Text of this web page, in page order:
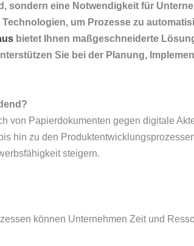
sondern eine Notwendigkeit für
um Prozesse zu
bietet Ihnen maßgeschneiderte
Sie bei der Planung,
von Papierdokumenten gegen digitale
hin zu den
steigern.
können Unternehmen Zeit und